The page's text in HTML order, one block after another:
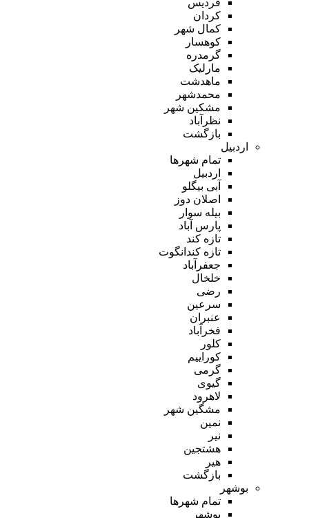
کردان
کمال شهر
کوهسار
گرمدره
مارلیک
ماهدشت
محمدشهر
مشکین شهر
نظرآباد
بازگشت
اردبیل
تمام شهر‌ها
اردبیل
آبی بیگلو
اصلان دوز
بیله سوار
پارس آباد
تازه کند
تازه کندانگوت
جعفرآباد
خلخال
رضی
سرعین
عنبران
فخرآباد
کلور
کوراییم
گرمی
گیوی
لاهرود
مشگین شهر
نمین
نیر
هشتجین
هیر
بازگشت
بوشهر
تمام شهر‌ها
بوشهر